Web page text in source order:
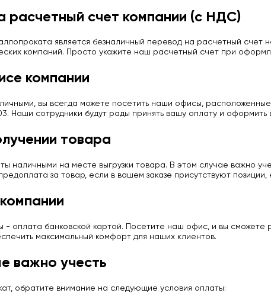
расчетный счет компании (с НДС)
является безналичный перевод на расчетный
компаний. Просто укажите наш расчетный счет при
компании
вы всегда можете посетить наши офисы,
Наши сотрудники будут рады принять вашу оплату и
товара
наличными на месте выгрузки товара. В этом случае важно
за товар, если в вашем заказе присутствуют
оплата банковской картой. Посетите наш офис, и вы сможете
максимальный комфорт для наших клиентов.
важно учесть
обратите внимание на следующие условия оплаты: